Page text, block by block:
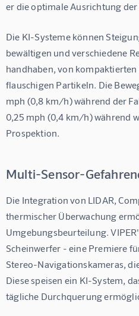
er die optimale Ausrichtung
Die KI-Systeme können
bewältigen und verschiedene
handhaben, von
flauschigen Partikeln. Die
mph (0,8 km/h) während der
0,25 mph (0,4 km/h) während
Prospektion.
Multi-Sensor-
Die Integration von LIDAR,
thermischer Überwachung
Umgebungsbeurteilung.
Scheinwerfer - eine Premiere
Stereo-Navigationskameras,
Diese speisen ein KI-System,
tägliche Durchquerung